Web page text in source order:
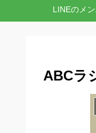
LINEのメ
ABCラ